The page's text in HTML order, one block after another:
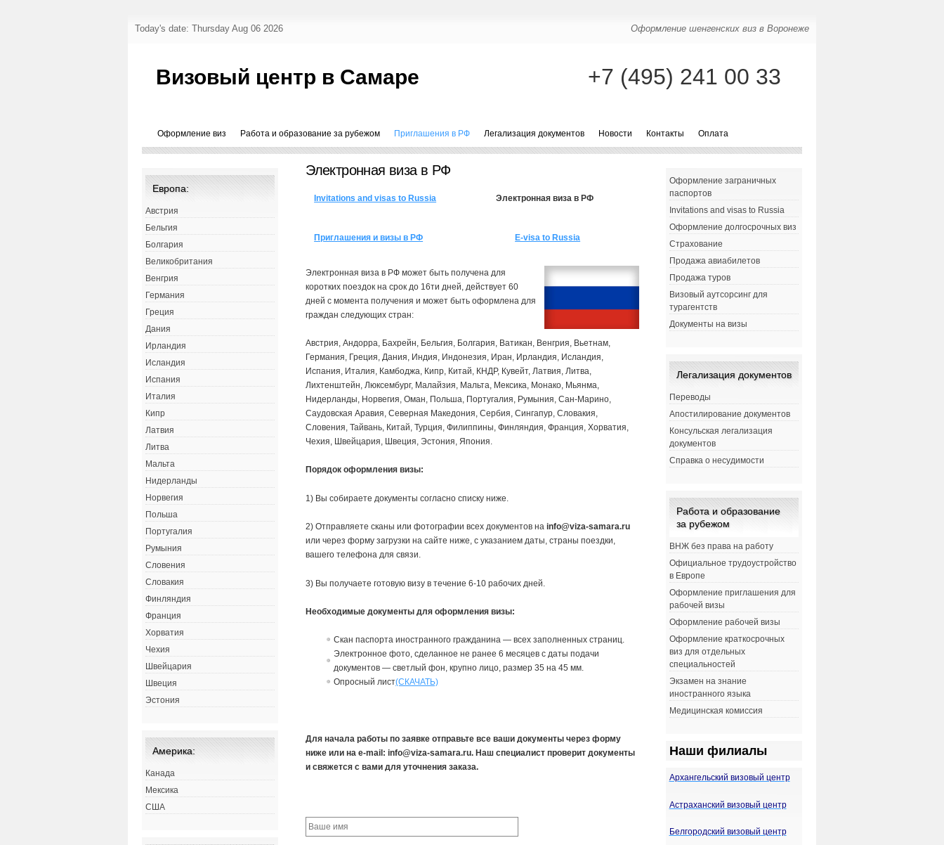
Оформление шенгенских виз в Воронеже
Today's date: Thursday Aug 06 2026
Визовый центр в Самаре +7 (495) 241 00 33
Оформление виз Работа и образование за рубежом Приглашения в РФ Легализация документов Новости Контакты Оплата
Электронная виза в РФ
Invitations and visas to Russia Электронная виза в РФ
Приглашения и визы в РФ E-visa to Russia
Электронная виза в РФ может быть получена для
коротких поездок на срок до 16ти дней, действует 60
дней с момента получения и может быть оформлена для
граждан следующих стран:
Австрия, Андорра, Бахрейн, Бельгия, Болгария, Ватикан, Венгрия, Вьетнам,
Германия, Греция, Дания, Индия, Индонезия, Иран, Ирландия, Исландия,
Испания, Италия, Камбоджа, Кипр, Китай, КНДР, Кувейт, Латвия, Литва,
Лихтенштейн, Люксембург, Малайзия, Мальта, Мексика, Монако, Мьянма,
Нидерланды, Норвегия, Оман, Польша, Португалия, Румыния, Сан-Марино,
Саудовская Аравия, Северная Македония, Сербия, Сингапур, Словакия,
Словения, Тайвань, Китай, Турция, Филиппины, Финляндия, Франция, Хорватия,
Чехия, Швейцария, Швеция, Эстония, Япония.
Порядок оформления визы:
1) Вы собираете документы согласно списку ниже.
2) Отправляете сканы или фотографии всех документов наinfo@viza-samara.ru
или через форму загрузки на сайте ниже, с указанием даты, страны поездки,
вашего телефона для связи.
3) Вы получаете готовую визу в течение 6-10 рабочих дней.
Необходимые документы для оформления визы:
Скан паспорта иностранного гражданина — всех заполненных страниц.
Электронное фото, сделанное не ранее 6 месяцев с даты подачи
документов — светлый фон, крупно лицо, размер 35 на 45 мм.
Опросный лист(СКАЧАТЬ)
Для начала работы по заявке отправьте все ваши документы через форму
ниже или на e-mail: info@viza-samara.ru. Наш специалист проверит документы
и свяжется с вами для уточнения заказа.
Европа:
Австрия
Бельгия
Болгария
Великобритания
Венгрия
Германия
Греция
Дания
Ирландия
Исландия
Испания
Италия
Кипр
Латвия
Литва
Мальта
Нидерланды
Норвегия
Польша
Португалия
Румыния
Словения
Словакия
Финляндия
Франция
Хорватия
Чехия
Швейцария
Швеция
Эстония
Америка:
Канада
Мексика
США
Оформление заграничных
паспортов
Invitations and visas to Russia
Оформление долгосрочных виз
Страхование
Продажа авиабилетов
Продажа туров
Визовый аутсорсинг для
турагентств
Документы на визы
Легализация документов
Переводы
Апостилирование документов
Консульская легализация
документов
Справка о несудимости
Работа и образование
за рубежом
ВНЖ без права на работу
Официальное трудоустройство
в Европе
Оформление приглашения для
рабочей визы
Оформление рабочей визы
Оформление краткосрочных
виз для отдельных
специальностей
Экзамен на знание
иностранного языка
Медицинская комиссия
Наши филиалы
Архангельский визовый центр
Астраханский визовый центр
Белгородский визовый центр